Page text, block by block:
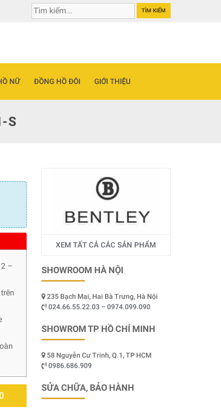
TÌM KIẾM
NỮ ĐỒNG HỒ ĐÔI GIỚI THIỆU
S
–
XEM TẤT CẢ CÁC SẢN PHẨM
SHOWROOM HÀ NỘI
235 Bạch Mai, Hai Bà Trưng, Hà Nội
024.66.55.22.03 – 0974.099.090
SHOWROM TP HỒ CHÍ MINH
58 Nguyễn Cư Trinh, Q.1, TP HCM
0986.686.909
SỬA CHỮA, BẢO HÀNH